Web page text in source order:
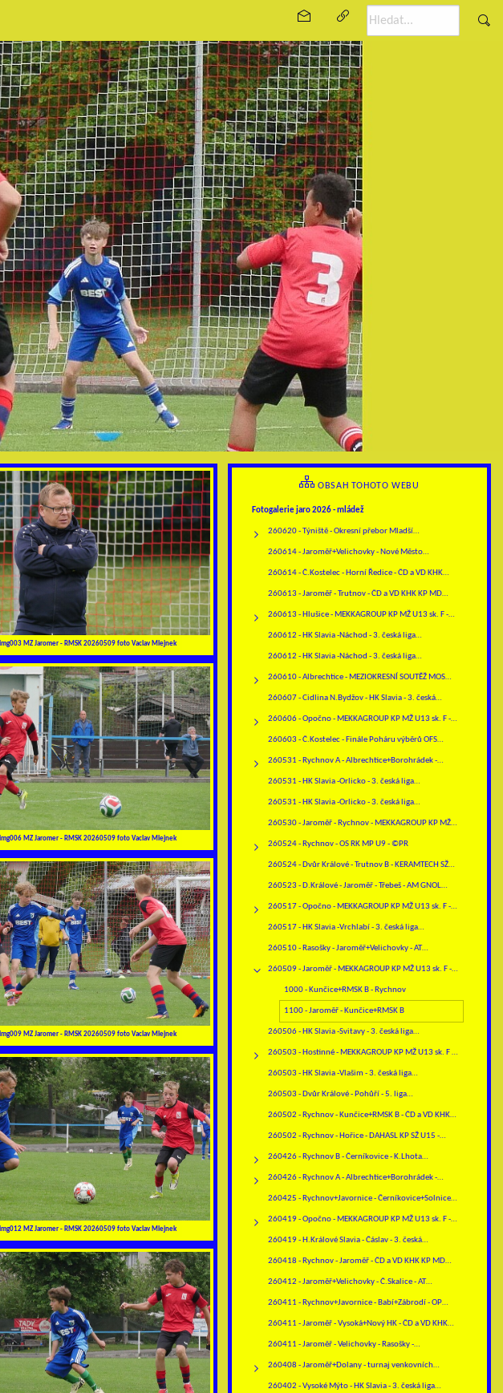
img003 MZ Jaromer - RMSK 20260509 foto Vaclav Mlejnek
img006 MZ Jaromer - RMSK 20260509 foto Vaclav Mlejnek
img009 MZ Jaromer - RMSK 20260509 foto Vaclav Mlejnek
img012 MZ Jaromer - RMSK 20260509 foto Vaclav Mlejnek
OBSAH TOHOTO WEBU
Fotogalerie jaro 2026 - mládež
260620 - Týniště - Okresní přebor Mladší…
260614 - Jaroměř+Velichovky - Nové Město…
260614 - Č.Kostelec - Horní Ředice - ČD a VD KHK…
260613 - Jaroměř - Trutnov - ČD a VD KHK KP MD…
260613 - Hlušice - MEKKAGROUP KP MŽ U13 sk. F -…
260612 - HK Slavia -Náchod - 3. česká liga…
260612 - HK Slavia -Náchod - 3. česká liga…
260610 - Albrechtice - MEZIOKRESNÍ SOUTĚŽ MOS…
260607 - Cidlina N.Bydžov - HK Slavia - 3. česká…
260606 - Opočno - MEKKAGROUP KP MŽ U13 sk. F -…
260603 - Č.Kostelec - Finále Poháru výběrů OFS…
260531 - Rychnov A - Albrechtice+Borohrádek -…
260531 - HK Slavia -Orlicko - 3. česká liga…
260531 - HK Slavia -Orlicko - 3. česká liga…
260530 - Jaroměř - Rychnov - MEKKAGROUP KP MŽ…
260524 - Rychnov - OS RK MP U9 - ©PR
260524 - Dvůr Králové - Trutnov B - KERAMTECH SŽ…
260523 - D.Králové - Jaroměř - Třebeš - AM GNOL…
260517 - Opočno - MEKKAGROUP KP MŽ U13 sk. F -…
260517 - HK Slavia -Vrchlabí - 3. česká liga…
260510 - Rasošky - Jaroměř+Velichovky - AT…
260509 - Jaroměř - MEKKAGROUP KP MŽ U13 sk. F -…
1000 - Kunčice+RMSK B - Rychnov
1100 - Jaroměř - Kunčice+RMSK B
260506 - HK Slavia -Svitavy - 3. česká liga…
260503 - Hostinné - MEKKAGROUP KP MŽ U13 sk. F -…
260503 - HK Slavia -Vlašim - 3. česká liga…
260503 - Dvůr Králové - Pohůří - 5. liga…
260502 - Rychnov - Kunčice+RMSK B - ČD a VD KHK…
260502 - Rychnov - Hořice - DAHASL KP SŽ U15 -…
260426 - Rychnov B - Černíkovice - K.Lhota…
260426 - Rychnov A - Albrechtice+Borohrádek -…
260425 - Rychnov+Javornice - Černíkovice+Solnice…
260419 - Opočno - MEKKAGROUP KP MŽ U13 sk. F -…
260419 - H.Králové Slavia - Čáslav - 3. česká…
260418 - Rychnov - Jaroměř - ČD a VD KHK KP MD…
260412 - Jaroměř+Velichovky - Č.Skalice - AT…
260411 - Rychnov+Javornice - Babí+Zábrodí - OP…
260411 - Jaroměř - Vysoká+Nový HK - ČD a VD KHK…
260411 - Jaroměř - Velichovky - Rasošky -…
260408 - Jaroměř+Dolany - turnaj venkovních…
260402 - Vysoké Mýto - HK Slavia - 3. česká liga…